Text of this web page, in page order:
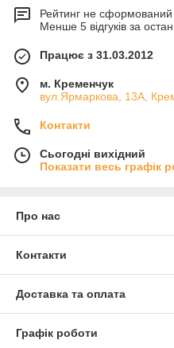
Рейтинг не сформований
Менше 5 відгуків за
Працює з 31.03.2012
м. Кременчук
вул.Ярмаркова, 13А,
Контакти
Сьогодні вихідний
Показати весь графік
Про нас
Контакти
Доставка та оплата
Графік роботи